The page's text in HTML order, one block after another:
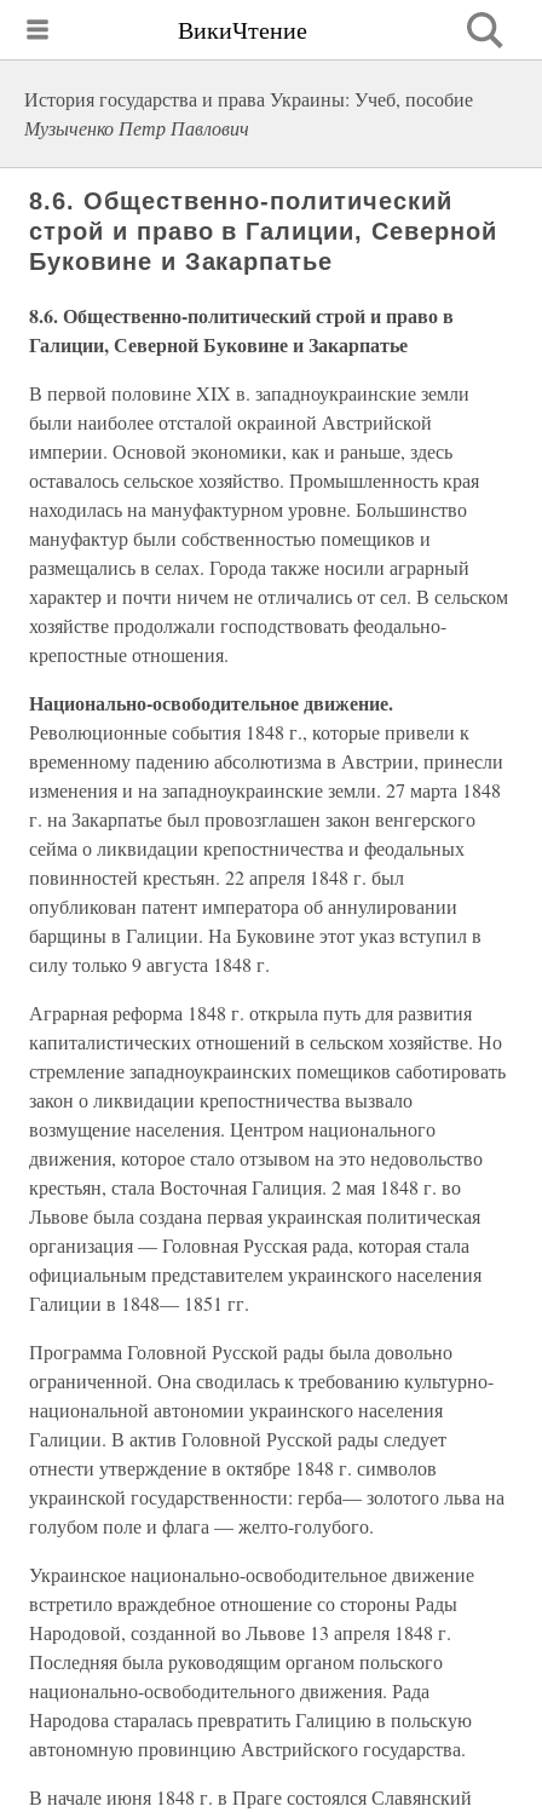
ВикиЧтение
История государства и права Украины: Учеб, пособие
Музыченко Петр Павлович
8.6. Общественно-политический
строй и право в Галиции, Северной
Буковине и Закарпатье
8.6. Общественно-политический строй и право в
Галиции, Северной Буковине и Закарпатье
В первой половине XIX в. западноукраинские земли
были наиболее отсталой окраиной Австрийской
империи. Основой экономики, как и раньше, здесь
оставалось сельское хозяйство. Промышленность края
находилась на мануфактурном уровне. Большинство
мануфактур были собственностью помещиков и
размещались в селах. Города также носили аграрный
характер и почти ничем не отличались от сел. В сельском
хозяйстве продолжали господствовать феодально-
крепостные отношения.
Национально-освободительное движение.
Революционные события 1848 г., которые привели к
временному падению абсолютизма в Австрии, принесли
изменения и на западноукраинские земли. 27 марта 1848
г. на Закарпатье был провозглашен закон венгерского
сейма о ликвидации крепостничества и феодальных
повинностей крестьян. 22 апреля 1848 г. был
опубликован патент императора об аннулировании
барщины в Галиции. На Буковине этот указ вступил в
силу только 9 августа 1848 г.
Аграрная реформа 1848 г. открыла путь для развития
капиталистических отношений в сельском хозяйстве. Но
стремление западноукраинских помещиков саботировать
закон о ликвидации крепостничества вызвало
возмущение населения. Центром национального
движения, которое стало отзывом на это недовольство
крестьян, стала Восточная Галиция. 2 мая 1848 г. во
Львове была создана первая украинская политическая
организация — Головная Русская рада, которая стала
официальным представителем украинского населения
Галиции в 1848— 1851 гг.
Программа Головной Русской рады была довольно
ограниченной. Она сводилась к требованию культурно-
национальной автономии украинского населения
Галиции. В актив Головной Русской рады следует
отнести утверждение в октябре 1848 г. символов
украинской государственности: герба— золотого льва на
голубом поле и флага — желто-голубого.
Украинское национально-освободительное движение
встретило враждебное отношение со стороны Рады
Народовой, созданной во Львове 13 апреля 1848 г.
Последняя была руководящим органом польского
национально-освободительного движения. Рада
Народова старалась превратить Галицию в польскую
автономную провинцию Австрийского государства.
В начале июня 1848 г. в Праге состоялся Славянский